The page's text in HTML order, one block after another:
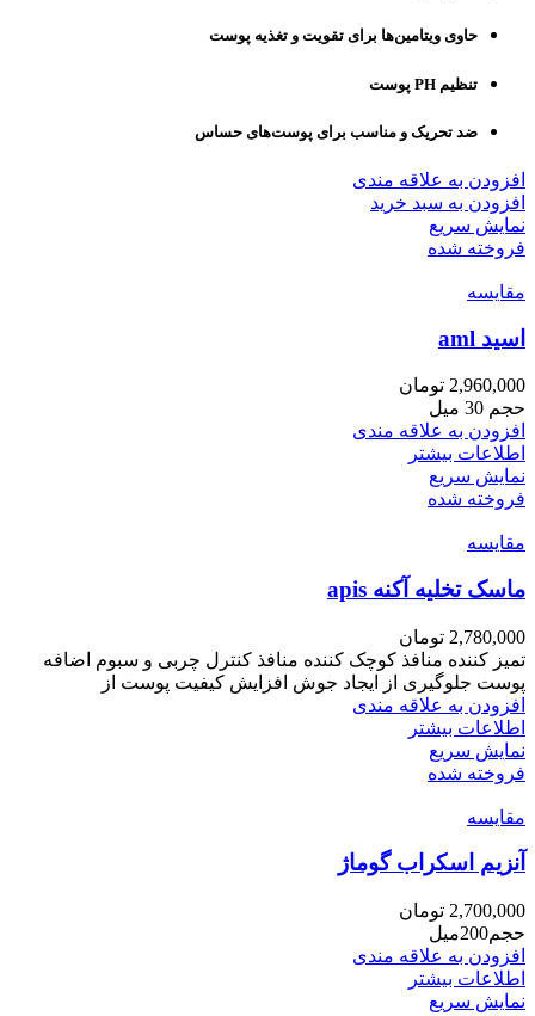
حاوی ویتامین‌ها برای تقویت و تغذیه پوست
تنظیم PH پوست
ضد تحریک و مناسب برای پوست‌های حساس
افزودن به علاقه مندی
افزودن به سبد خرید
نمایش سریع
فروخته شده
مقايسه
اسید aml
2,960,000 تومان
حجم 30 میل
افزودن به علاقه مندی
اطلاعات بیشتر
نمایش سریع
فروخته شده
مقايسه
ماسک تخلیه آکنه apis
2,780,000 تومان
تمیز کننده منافذ کوچک کننده منافذ کنترل چربی و سبوم اضافه
پوست جلوگیری از ایجاد جوش افزایش کیفیت پوست از
افزودن به علاقه مندی
اطلاعات بیشتر
نمایش سریع
فروخته شده
مقايسه
آنزیم اسکراب گوماژ
2,700,000 تومان
حجم200میل
افزودن به علاقه مندی
اطلاعات بیشتر
نمایش سریع